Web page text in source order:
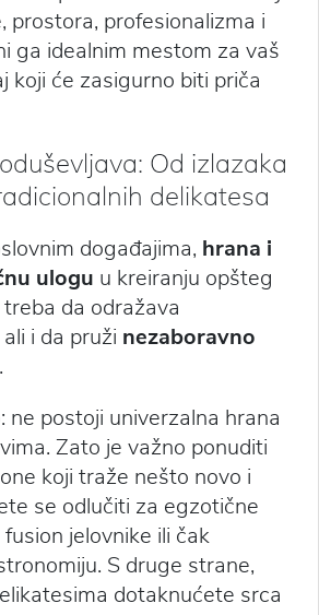
prostora, profesionalizma i
ga idealnim mestom za vaš
koji će zasigurno biti priča
Od izlazaka
delikatesa
događajima, hrana i
ulogu u kreiranju opšteg
da odražava
i da pruži nezaboravno
.
: ne postoji univerzalna hrana
Zato je važno ponuditi
koji traže nešto novo i
se odlučiti za egzotične
jelovnike ili čak
S druge strane,
dotaknućete srca